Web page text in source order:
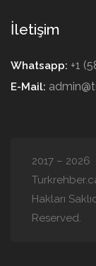
İletişim
Whatsapp: +1
E-Mail:
2017 – 2026
Hakları
Reserved.